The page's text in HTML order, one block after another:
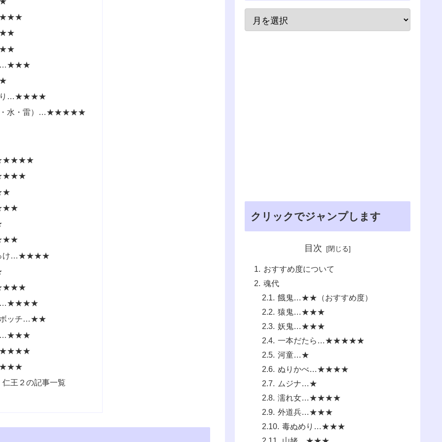
…★★★
り…★★★★
・水・雷）…★★★★★
っけ…★★★★
…★★★★
ボッチ…★★
…★★★
王２の記事一覧
クリックでジャンプします
目次
おすすめ度について
魂代
餓鬼…★★（おすすめ度）
猿鬼…★★★
妖鬼…★★★
一本だたら…★★★★★
河童…★
ぬりかべ…★★★★
ムジナ…★
濡れ女…★★★★
外道兵…★★★
毒ぬめり…★★★